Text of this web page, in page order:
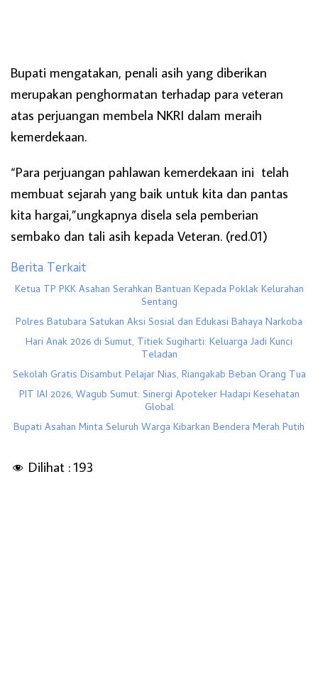
Bupati mengatakan, penali asih yang diberikan
merupakan penghormatan terhadap para veteran
atas perjuangan membela NKRI dalam meraih
kemerdekaan.
“Para perjuangan pahlawan kemerdekaan ini telah
membuat sejarah yang baik untuk kita dan pantas
kita hargai,”ungkapnya disela sela pemberian
sembako dan tali asih kepada Veteran. (red.01)
Berita Terkait
Ketua TP PKK Asahan Serahkan Bantuan Kepada Poklak Kelurahan
Sentang
Polres Batubara Satukan Aksi Sosial dan Edukasi Bahaya Narkoba
Hari Anak 2026 di Sumut, Titiek Sugiharti: Keluarga Jadi Kunci
Teladan
Sekolah Gratis Disambut Pelajar Nias, Riangakab Beban Orang Tua
PIT IAI 2026, Wagub Sumut: Sinergi Apoteker Hadapi Kesehatan
Global
Bupati Asahan Minta Seluruh Warga Kibarkan Bendera Merah Putih
Dilihat : 193